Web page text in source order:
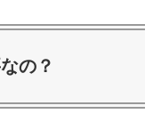
の？